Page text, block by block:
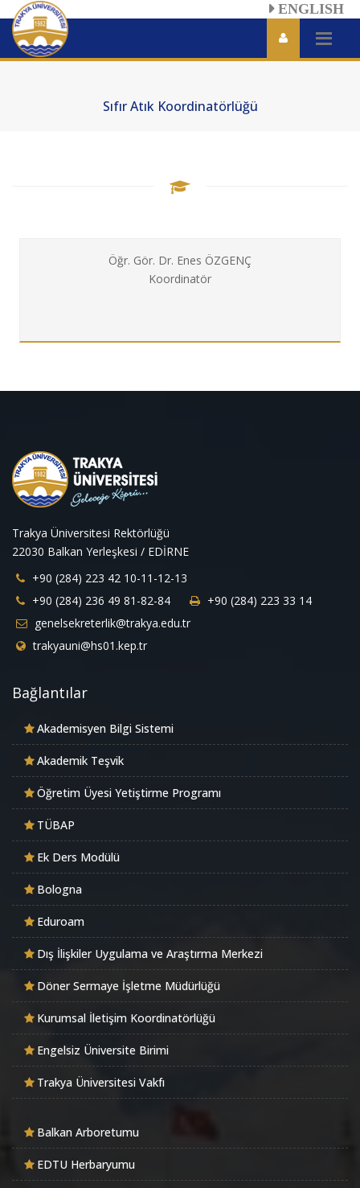
ENGLISH
Sıfır Atık Koordinatörlüğü
Öğr. Gör. Dr. Enes ÖZGENÇ
Koordinatör
Trakya Üniversitesi Rektörlüğü
22030 Balkan Yerleşkesi / EDİRNE
+90 (284) 223 42 10-11-12-13
+90 (284) 236 49 81-82-84
+90 (284) 223 33 14
genelsekreterlik@trakya.edu.tr
trakyauni@hs01.kep.tr
Bağlantılar
Akademisyen Bilgi Sistemi
Akademik Teşvik
Öğretim Üyesi Yetiştirme Programı
TÜBAP
Ek Ders Modülü
Bologna
Eduroam
Dış İlişkiler Uygulama ve Araştırma Merkezi
Döner Sermaye İşletme Müdürlüğü
Kurumsal İletişim Koordinatörlüğü
Engelsiz Üniversite Birimi
Trakya Üniversitesi Vakfı
Balkan Arboretumu
EDTU Herbaryumu